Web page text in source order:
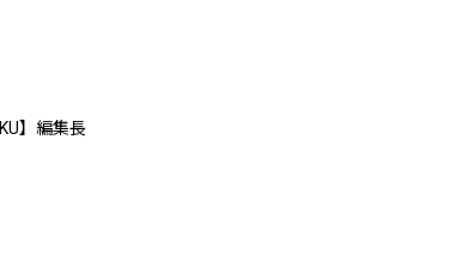
】編集長
ケアポリシー＆マネジメント集中コース終了
号資産事業顧問 / 暗号資産取引所アドバイザー /